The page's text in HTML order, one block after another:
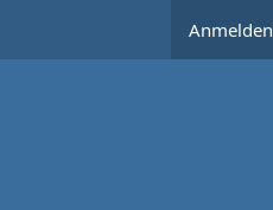
Anmelden